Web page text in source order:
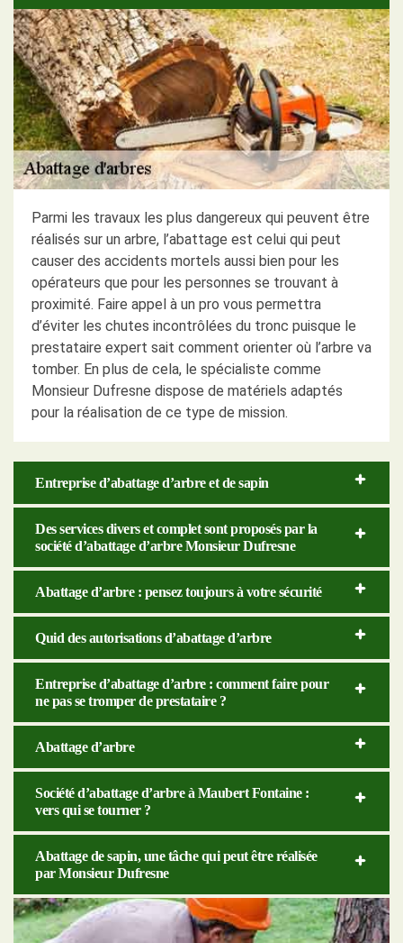
Parmi les travaux les plus dangereux qui peuvent être
réalisés sur un arbre, l’abattage est celui qui peut
causer des accidents mortels aussi bien pour les
opérateurs que pour les personnes se trouvant à
proximité. Faire appel à un pro vous permettra
d’éviter les chutes incontrôlées du tronc puisque le
prestataire expert sait comment orienter où l’arbre va
tomber. En plus de cela, le spécialiste comme
Monsieur Dufresne dispose de matériels adaptés
pour la réalisation de ce type de mission.
Entreprise d’abattage d’arbre et de sapin
Des services divers et complet sont proposés par la
société d’abattage d’arbre Monsieur Dufresne
Abattage d’arbre : pensez toujours à votre sécurité
Quid des autorisations d’abattage d’arbre
Entreprise d’abattage d’arbre : comment faire pour
ne pas se tromper de prestataire ?
Abattage d’arbre
Société d’abattage d’arbre à Maubert Fontaine :
vers qui se tourner ?
Abattage de sapin, une tâche qui peut être réalisée
par Monsieur Dufresne